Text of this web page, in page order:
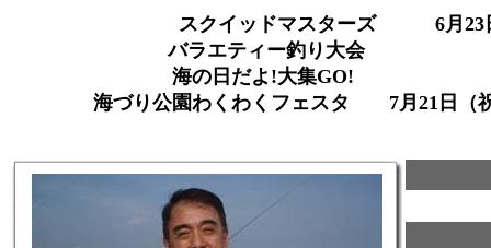
スクイッドマスターズ 6月23日
バラエティー釣り大会 7
海の日だよ!大集GO! 7
海づり公園わくわくフェスタ 7月21日